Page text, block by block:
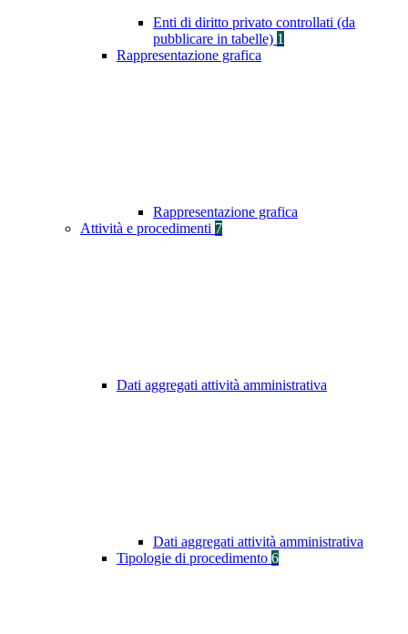
Enti di diritto privato controllati (da
pubblicare in tabelle) 1
Rappresentazione grafica
Rappresentazione grafica
Attività e procedimenti 7
Dati aggregati attività amministrativa
Dati aggregati attività amministrativa
Tipologie di procedimento 6